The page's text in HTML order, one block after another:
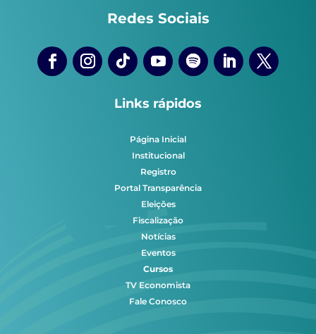
Redes Sociais
Links rápidos
Página Inicial
Institucional
Registro
Portal Transparência
Eleições
Fiscalização
Notícias
Eventos
Cursos
TV Economista
Fale Conosco